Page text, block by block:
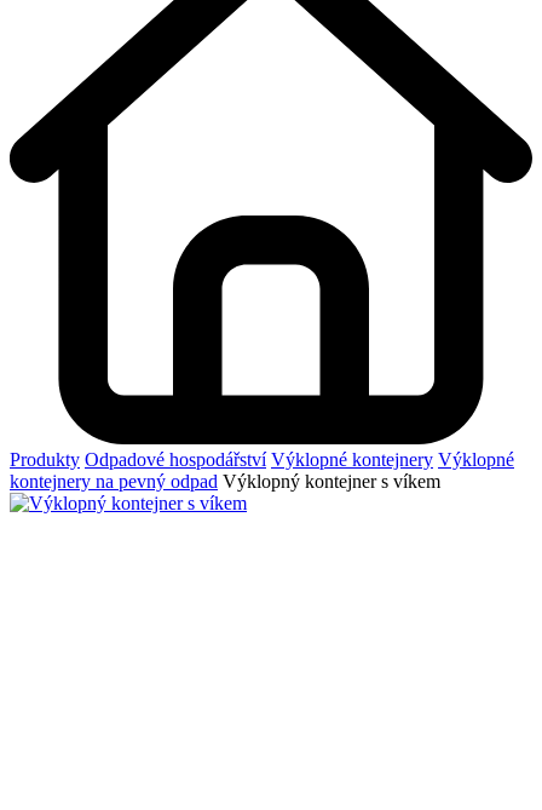
Produkty Odpadové hospodářství Výklopné kontejnery Výklopné
kontejnery na pevný odpad Výklopný kontejner s víkem